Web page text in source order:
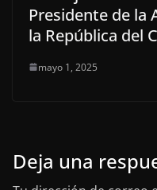
Presidente de la
la República del
mayo 1, 2025
Deja una